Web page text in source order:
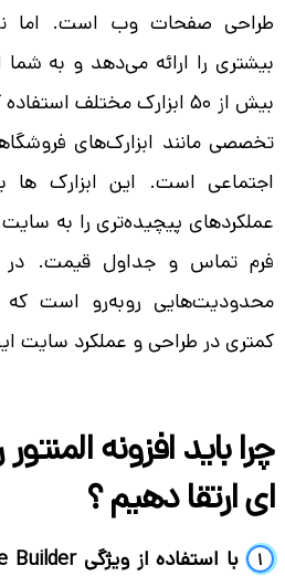
طراحی صفحات وب است. اما
بیشتری را ارائه می‌دهد و به شما
بیش از ۵۰ ابزارک مختلف
تخصصی مانند ابزارک‌های
اجتماعی است. این ابزارک
عملکردهای پیچیده‌تری را به
فرم تماس و جداول قیمت. در
محدودیت‌هایی روبه‌رو است
کمتری در طراحی و عملکرد سایت
چرا باید افزونه
ای ارتقا دهیم ؟